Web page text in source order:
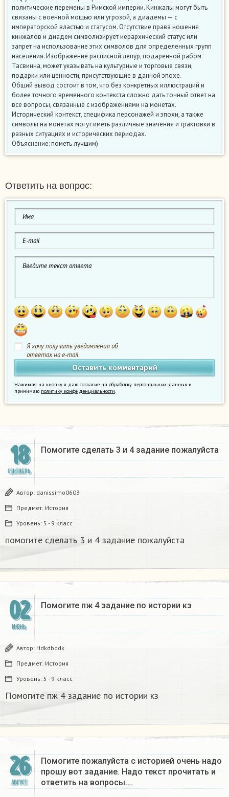
политические перемены в Римской империи. Кинжалы могут быть
связаны с военной мощью или угрозой, а диадемы — с
императорской властью и статусом. Отсутствие права ношения
кинжалов и диадем символизирует иерархический статус или
запрет на использование этих символов для определенных групп
населения. Изображение расписной лепур, подаренной рабом
Тасвинна, может указывать на культурные и торговые связи,
подарки или ценности, присутствующие в данной эпохе.
Общий вывод состоит в том, что без конкретных иллюстраций и
более точного временного контекста сложно дать точный ответ на
все вопросы, связанные с изображениями на монетах.
Исторический контекст, специфика персонажей и эпохи, а также
символы на монетах могут иметь различные значения и трактовки в
разных ситуациях и исторических периодах.
Объяснение: пометь лучшим)
Ответить на вопрос:
Я хочу получать уведомления об
ответах на e-mail
Нажимая на кнопку я даю согласие на обработку персональных данных и
принимаю политику конфиденциальности.
18
СЕНТЯБРЬ
Помогите сделать 3 и 4 задание пожалуйста ​
Автор: danissimo0603
Предмет: История
Уровень: 5 - 9 класс
помогите сделать 3 и 4 задание пожалуйста ​
02
ИЮНЬ
Помогите пж 4 задание по истории кз
Автор: Hdkdbddk
Предмет: История
Уровень: 5 - 9 класс
Помогите пж 4 задание по истории кз
26
АВГУСТ
Помогите пожалуйста с историей очень надо
прошу вот задание. Надо текст прочитать и
ответить на вопросы….